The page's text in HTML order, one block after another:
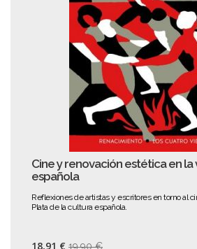
Cine y renovación estética en
española
Reflexiones de artistas y escritores en torno al
Plata de la cultura española.
18,91 € 19,90 €